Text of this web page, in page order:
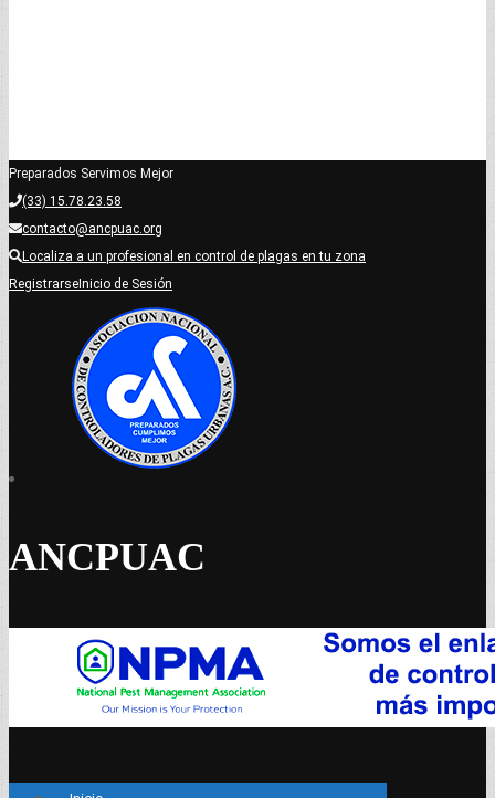
Preparados Servimos Mejor
(33) 15.78.23.58
contacto@ancpuac.org
Localiza a un profesional en control de plagas en tu zona
RegistrarseInicio de Sesión
ANCPUAC